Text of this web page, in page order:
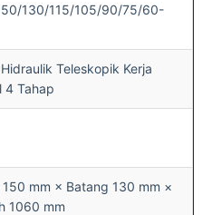
130/115/105/90/75/60-
Teleskopik Kerja
4 Tahap
mm × Batang 130 mm ×
1060 mm